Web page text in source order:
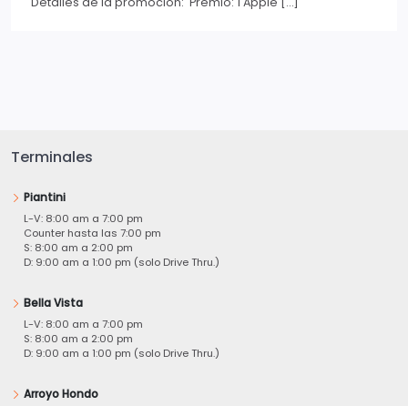
Terminales
Piantini
L-V: 8:00 am a 7:00 pm
Counter hasta las 7:00 pm
S: 8:00 am a 2:00 pm
D: 9:00 am a 1:00 pm (solo Drive Thru.)
Bella Vista
L-V: 8:00 am a 7:00 pm
S: 8:00 am a 2:00 pm
D: 9:00 am a 1:00 pm (solo Drive Thru.)
Arroyo Hondo